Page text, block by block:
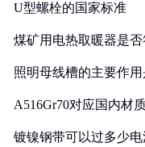
U型螺栓的国家标准
煤矿用电热取暖器是
照明母线槽的主要作用
A516Gr70对应国内材
镀镍钢带可以过多少电